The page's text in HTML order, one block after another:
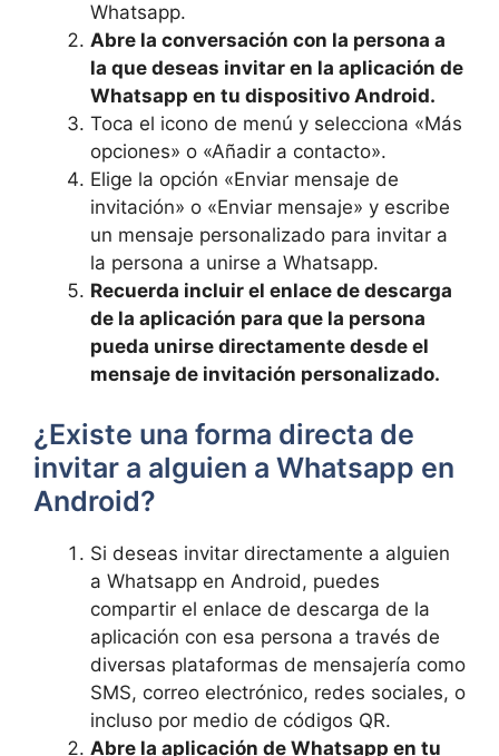
Whatsapp.
Abre la conversación con la persona a
la que deseas invitar en la aplicación de
Whatsapp en tu dispositivo Android.
Toca el icono de menú y selecciona «Más
opciones» o «Añadir a contacto».
Elige la opción «Enviar mensaje de
invitación» o «Enviar mensaje» y escribe
un mensaje personalizado para invitar a
la persona a unirse a Whatsapp.
Recuerda incluir el enlace de descarga
de la aplicación para que la persona
pueda unirse directamente desde el
mensaje de invitación personalizado.
¿Existe una forma directa de
invitar a alguien a Whatsapp en
Android?
Si deseas invitar directamente a alguien
a Whatsapp en Android, puedes
compartir el enlace de descarga de la
aplicación con esa persona a través de
diversas plataformas de mensajería como
SMS, correo electrónico, redes sociales, o
incluso por medio de códigos QR.
Abre la aplicación de Whatsapp en tu